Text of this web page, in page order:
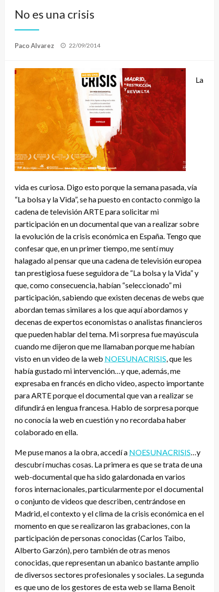
No es una crisis
Paco Alvarez
Publicado
22/09/2014
La
vida es curiosa. Digo esto porque la semana pasada, vía
“La bolsa y la Vida”, se ha puesto en contacto conmigo la
cadena de televisión ARTE para solicitar mi
participación en un documental que van a realizar sobre
la evolución de la crisis económica en España. Tengo que
confesar que, en un primer tiempo, me sentí muy
halagado al pensar que una cadena de televisión europea
tan prestigiosa fuese seguidora de “La bolsa y la Vida” y
que, como consecuencia, habían “seleccionado” mi
participación, sabiendo que existen decenas de webs que
abordan temas similares a los que aquí abordamos y
decenas de expertos economistas o analistas financieros
que pueden hablar del tema. Mi sorpresa fue mayúscula
cuando me dijeron que me llamaban porque me habían
visto en un video de la web NOESUNACRISIS , que les
había gustado mi intervención…y que, además, me
expresaba en francés en dicho video, aspecto importante
para ARTE porque el documental que van a realizar se
difundirá en lengua francesa. Hablo de sorpresa porque
no conocía la web en cuestión y no recordaba haber
colaborado en ella.
Me puse manos a la obra, accedí a NOESUNACRISIS …y
descubrí muchas cosas. La primera es que se trata de una
web-documental que ha sido galardonada en varios
foros internacionales, particularmente por el documental
o conjunto de videos que describen, centrándose en
Madrid, el contexto y el clima de la crisis económica en el
momento en que se realizaron las grabaciones, con la
participación de personas conocidas (Carlos Taibo,
Alberto Garzón), pero también de otras menos
conocidas, que representan un abanico bastante amplio
de diversos sectores profesionales y sociales. La segunda
es que uno de los gestores de esta web se llama Benoit